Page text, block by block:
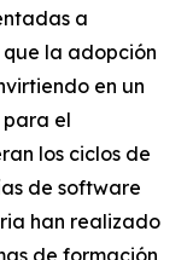
a
la adopción
en un
el
los ciclos de
de software
han realizado
de formación